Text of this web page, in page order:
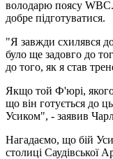
володарю поясу
добре підготуватися.
"Я завжди схилявся
було ще задовго до
до того, як я став
Якщо той Ф'юрі,
що він готується до
Усиком", - заявив
Нагадаємо, що бій
столиці Саудівської